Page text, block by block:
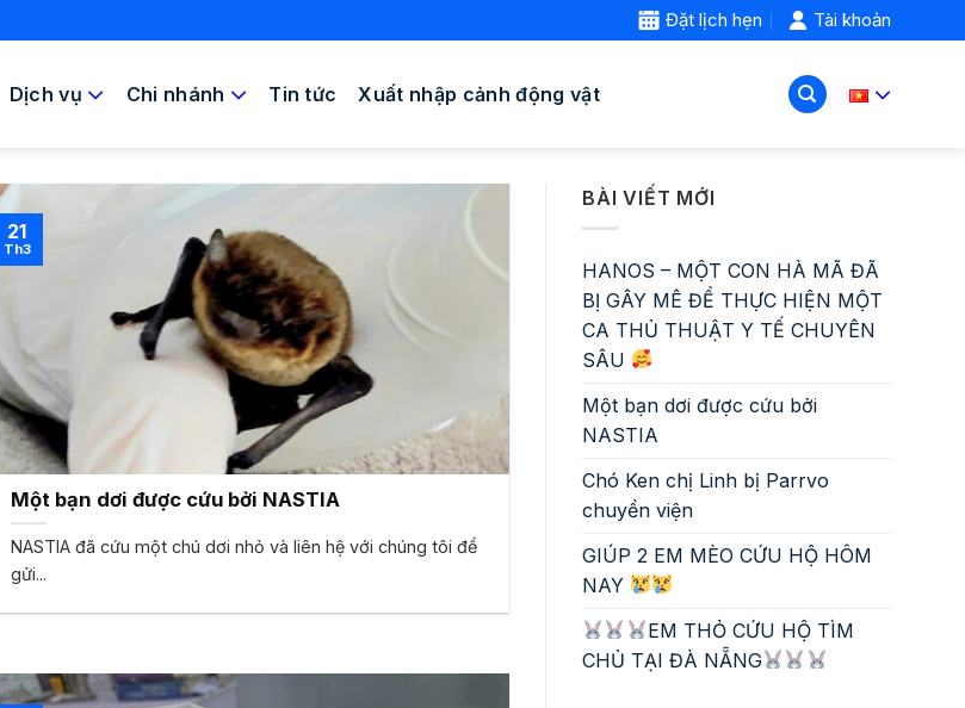
Đặt lịch hẹn Tài khoản
Dịch vụ Chi nhánh Tin tức Xuất nhập cảnh động vật
Một bạn dơi được cứu bởi NASTIA
NASTIA đã cứu một chú dơi nhỏ và liên hệ với chúng tôi để
gửi...
21
Th3
BÀI VIẾT MỚI
HANOS – MỘT CON HÀ MÃ ĐÃ
BỊ GÂY MÊ ĐỂ THỰC HIỆN MỘT
CA THỦ THUẬT Y TẾ CHUYÊN
SÂU
Một bạn dơi được cứu bởi
NASTIA
Chó Ken chị Linh bị Parrvo
chuyển viện
GIÚP 2 EM MÈO CỨU HỘ HÔM
NAY
EM THỎ CỨU HỘ TÌM
CHỦ TẠI ĐÀ NẴNG